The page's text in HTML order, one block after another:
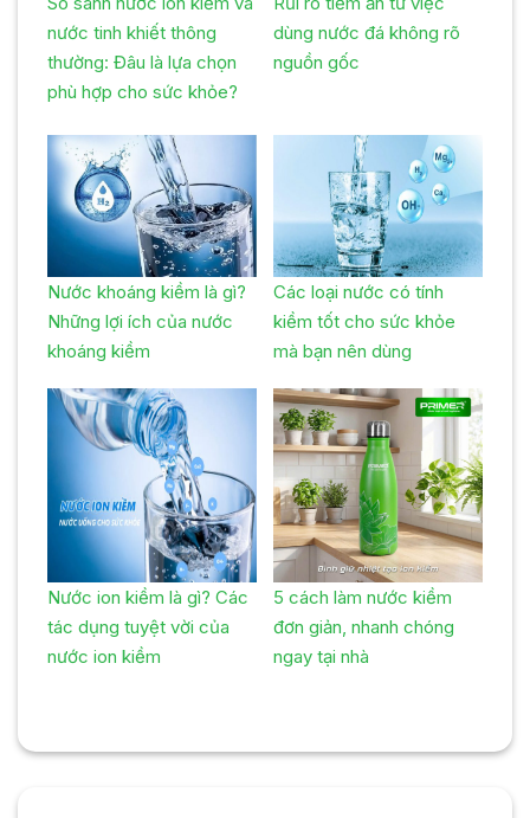
nước tinh khiết thông
thường: Đâu là lựa chọn
phù hợp cho sức khỏe?
dùng nước đá không rõ
nguồn gốc
Nước khoáng kiềm là gì?
Những lợi ích của nước
khoáng kiềm
Các loại nước có tính
kiềm tốt cho sức khỏe
mà bạn nên dùng
Nước ion kiềm là gì? Các
tác dụng tuyệt vời của
nước ion kiềm
5 cách làm nước kiềm
đơn giản, nhanh chóng
ngay tại nhà